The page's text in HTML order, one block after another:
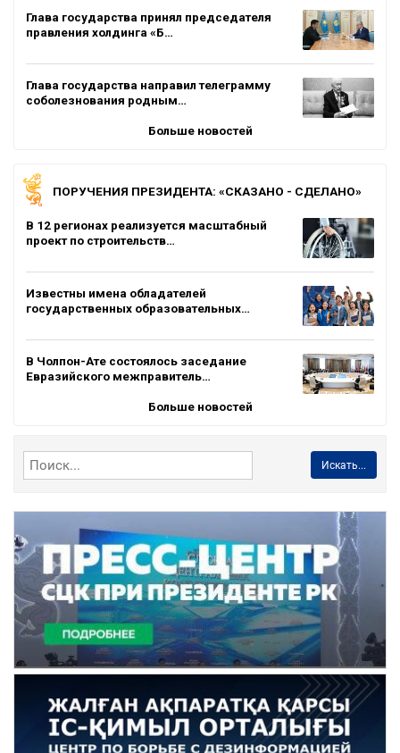
Глава государства принял председателя
правления холдинга «Б…
Глава государства направил телеграмму
соболезнования родным…
Больше новостей
ПОРУЧЕНИЯ ПРЕЗИДЕНТА: «СКАЗАНО - СДЕЛАНО»
В 12 регионах реализуется масштабный
проект по строительств…
Известны имена обладателей
государственных образовательных…
В Чолпон-Ате состоялось заседание
Евразийского межправитель…
Больше новостей
Искать...